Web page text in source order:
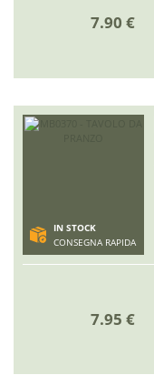
7.90 €
IN STOCK
CONSEGNA RAPIDA
7.95 €